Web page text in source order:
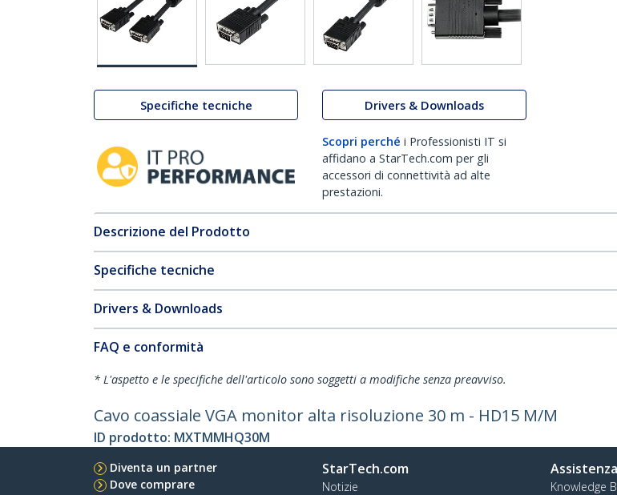
Specifiche tecniche Drivers & Downloads
Scopri perché i Professionisti IT si
affidano a StarTech.com per gli
accessori di connettività ad alte
prestazioni.
Descrizione del Prodotto
Specifiche tecniche
Drivers & Downloads
FAQ e conformità
* L'aspetto e le specifiche dell'articolo sono soggetti a modifiche senza preavviso.
Cavo coassiale VGA monitor alta risoluzione 30 m - HD15 M/M
ID prodotto: MXTMMHQ30M
Diventa un partner
Dove comprare
StarTech.com
Notizie Knowledge